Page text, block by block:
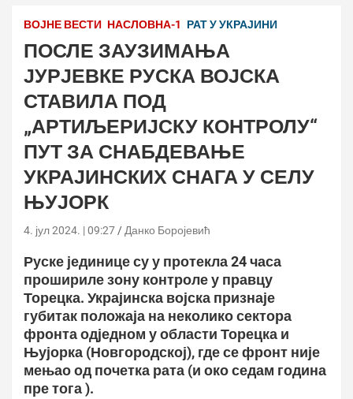
ВОЈНЕ ВЕСТИ НАСЛОВНА-1 РАТ У УКРАЈИНИ
ПОСЛЕ ЗАУЗИМАЊА
ЈУРЈЕВКЕ РУСКА ВОЈСКА
СТАВИЛА ПОД
„АРТИЉЕРИЈСКУ КОНТРОЛУ“
ПУТ ЗА СНАБДЕВАЊЕ
УКРАЈИНСКИХ СНАГА У СЕЛУ
ЊУЈОРК
4. јул 2024. | 09:27 Данко Боројевић
Руске јединице су у протекла 24 часа
прошириле зону контроле у ​​правцу
Торецка. Украјинска војска признаје
губитак положаја на неколико сектора
фронта одједном у области Торецка и
Њујорка (Новгородској), где се фронт није
мењао од почетка рата (и око седам година
пре тога ).